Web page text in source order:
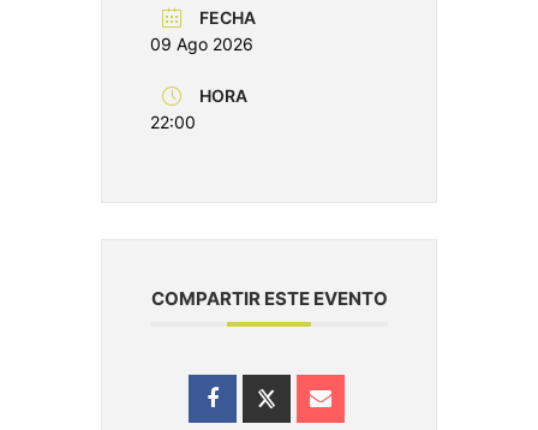
FECHA
09 Ago 2026
HORA
22:00
COMPARTIR ESTE EVENTO